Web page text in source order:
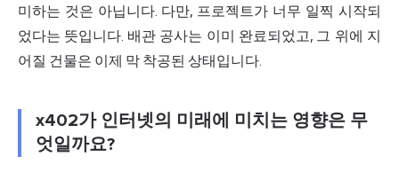
미하는 것은 아닙니다. 다만, 프로젝트가 너무 일찍 시작되
었다는 뜻입니다. 배관 공사는 이미 완료되었고, 그 위에 지
어질 건물은 이제 막 착공된 상태입니다.
x402가 인터넷의 미래에 미치는 영향은 무
엇일까요?